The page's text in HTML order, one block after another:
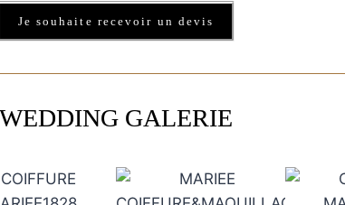
Je souhaite recevoir un devis
WEDDING GALERIE